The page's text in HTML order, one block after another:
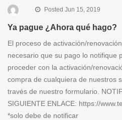
Posted Jun 15, 2019
Ya pague ¿Ahora qué hago?
El proceso de activación/
necesario que su pago lo notifique
proceder con la activación/
compra de cualquiera de nuestros
través de nuestro formulario.
SIGUIENTE ENLACE: https://
*solo debe de notificar